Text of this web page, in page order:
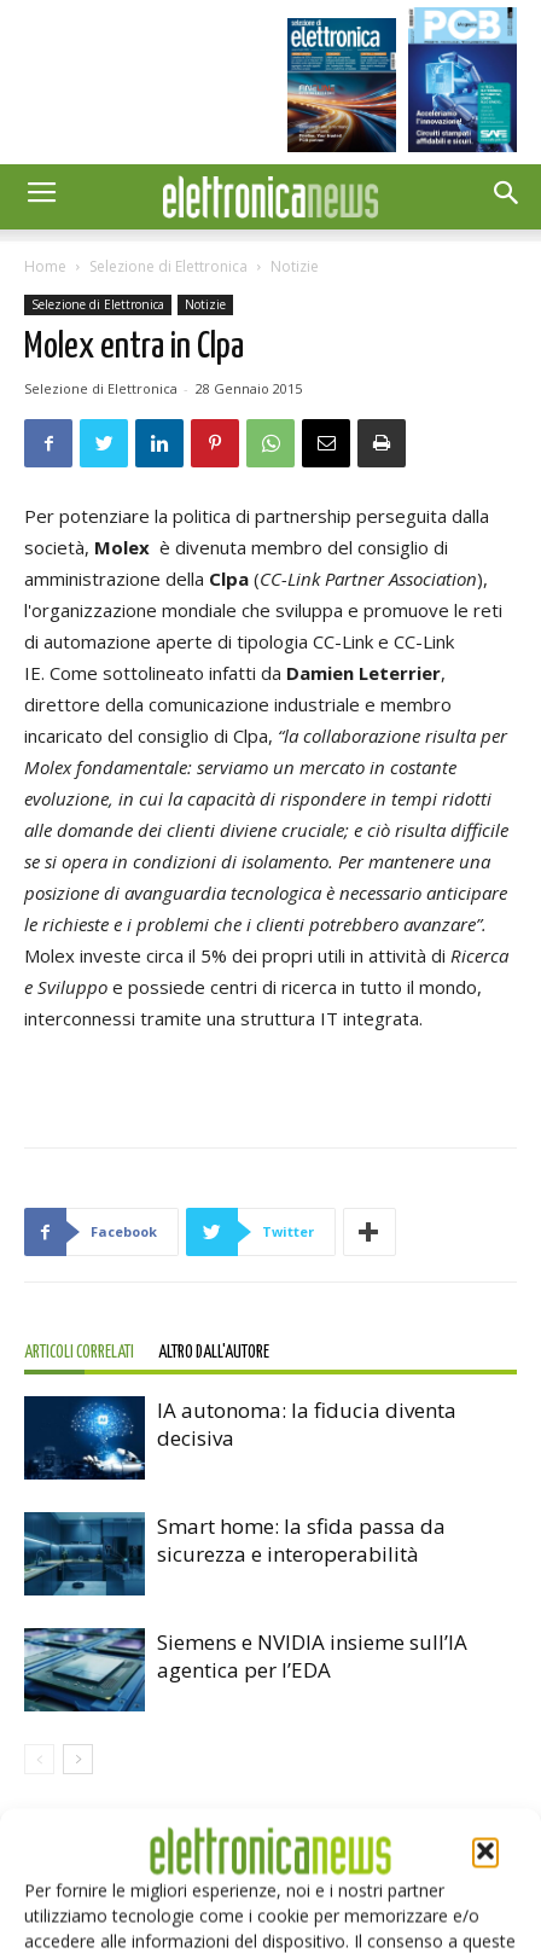
Per fornire le migliori esperienze, noi e i nostri partner
utilizziamo tecnologie come i cookie per memorizzare e/o
accedere alle informazioni del dispositivo. Il consenso a queste
Home Selezione di Elettronica Notizie
Selezione di Elettronica Notizie
Molex entra in Clpa
Selezione di Elettronica - 28 Gennaio 2015
Per potenziare la politica di partnership perseguita dalla
società, Molex è divenuta membro del consiglio di
amministrazione della Clpa (CC-Link Partner Association),
l'organizzazione mondiale che sviluppa e promuove le reti
di automazione aperte di tipologia CC-Link e CC-Link
IE. Come sottolineato infatti da Damien Leterrier,
direttore della comunicazione industriale e membro
incaricato del consiglio di Clpa, “la collaborazione risulta per
Molex fondamentale: serviamo un mercato in costante
evoluzione, in cui la capacità di rispondere in tempi ridotti
alle domande dei clienti diviene cruciale; e ciò risulta difficile
se si opera in condizioni di isolamento. Per mantenere una
posizione di avanguardia tecnologica è necessario anticipare
le richieste e i problemi che i clienti potrebbero avanzare”.
Molex investe circa il 5% dei propri utili in attività di Ricerca
e Sviluppo e possiede centri di ricerca in tutto il mondo,
interconnessi tramite una struttura IT integrata.
Facebook Twitter
ARTICOLI CORRELATI ALTRO DALL'AUTORE
IA autonoma: la fiducia diventa
decisiva
Smart home: la sfida passa da
sicurezza e interoperabilità
Siemens e NVIDIA insieme sull’IA
agentica per l’EDA
LASCIA UN COMMENTO